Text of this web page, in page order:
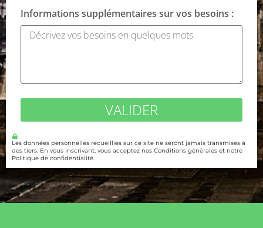
Informations supplémentaires sur vos besoins :
VALIDER
Les données personnelles recueillies sur ce site ne seront jamais transmises à
des tiers. En vous inscrivant, vous acceptez nos Conditions générales et notre
Politique de confidentialité.